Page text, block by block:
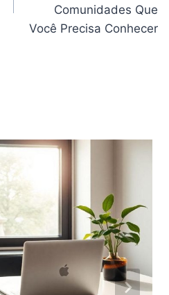
Comunidades Que
Você Precisa Conhecer